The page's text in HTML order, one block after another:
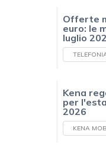
Offerte
euro: le
luglio
Kena
per
2026
KENA